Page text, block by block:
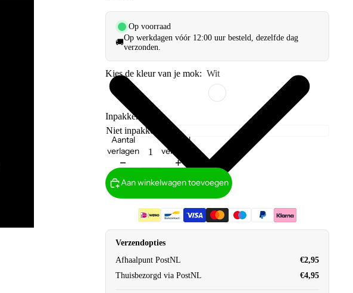
Op voorraad
🚚
Op werkdagen vóór 12:00 uur besteld, dezelfde dag
verzonden.
Kies de kleur van je mok: Wit
Inpakken?
Aantal
verlagen
Aantal
verhogen
Aan winkelwagen toevoegen
Verzendopties
Afhaalpunt PostNL
€2,95
Thuisbezorgd via PostNL
€4,95